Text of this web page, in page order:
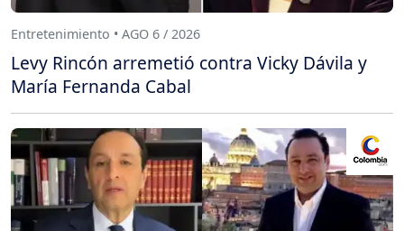
Entretenimiento • AGO 6 / 2026
Levy Rincón arremetió contra Vicky Dávila y
María Fernanda Cabal